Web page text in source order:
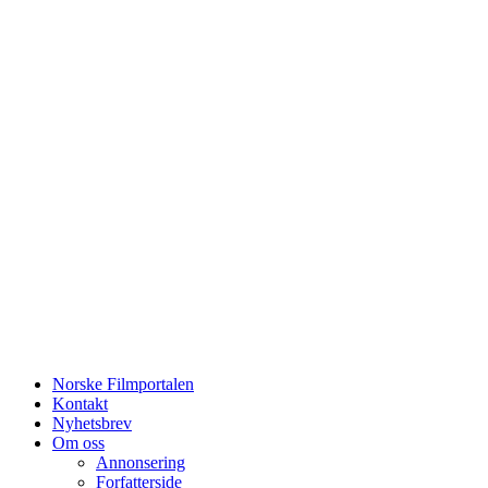
Norske Filmportalen
Kontakt
Nyhetsbrev
Om oss
Annonsering
Forfatterside